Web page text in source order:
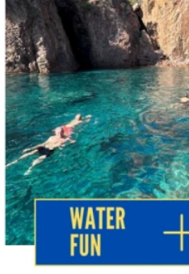
Panneau de gestion des